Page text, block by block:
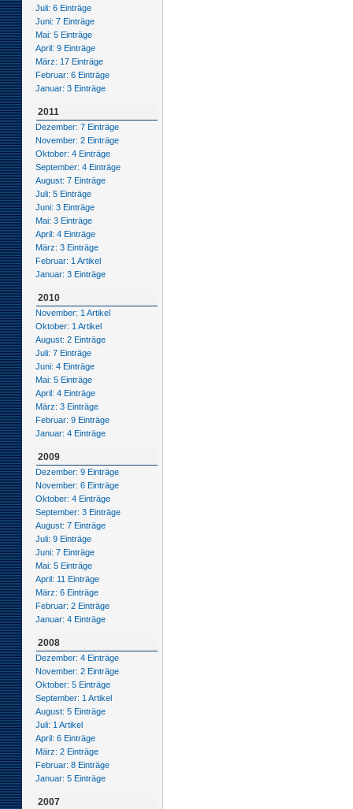
Juli: 6 Einträge
Juni: 7 Einträge
Mai: 5 Einträge
April: 9 Einträge
März: 17 Einträge
Februar: 6 Einträge
Januar: 3 Einträge
2011
Dezember: 7 Einträge
November: 2 Einträge
Oktober: 4 Einträge
September: 4 Einträge
August: 7 Einträge
Juli: 5 Einträge
Juni: 3 Einträge
Mai: 3 Einträge
April: 4 Einträge
März: 3 Einträge
Februar: 1 Artikel
Januar: 3 Einträge
2010
November: 1 Artikel
Oktober: 1 Artikel
August: 2 Einträge
Juli: 7 Einträge
Juni: 4 Einträge
Mai: 5 Einträge
April: 4 Einträge
März: 3 Einträge
Februar: 9 Einträge
Januar: 4 Einträge
2009
Dezember: 9 Einträge
November: 6 Einträge
Oktober: 4 Einträge
September: 3 Einträge
August: 7 Einträge
Juli: 9 Einträge
Juni: 7 Einträge
Mai: 5 Einträge
April: 11 Einträge
März: 6 Einträge
Februar: 2 Einträge
Januar: 4 Einträge
2008
Dezember: 4 Einträge
November: 2 Einträge
Oktober: 5 Einträge
September: 1 Artikel
August: 5 Einträge
Juli: 1 Artikel
April: 6 Einträge
März: 2 Einträge
Februar: 8 Einträge
Januar: 5 Einträge
2007